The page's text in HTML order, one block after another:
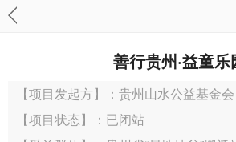
善行贵州·益童乐
【项目发起方】：贵州山水公益基金会
【项目状态】：已闭站